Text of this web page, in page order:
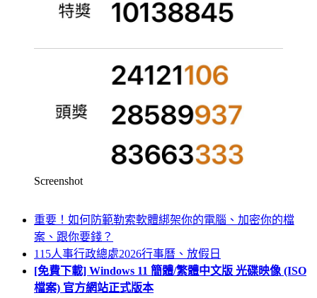
Screenshot
重要！如何防範勒索軟體綁架你的電腦、加密你的檔
案、跟你要錢？
115人事行政總處2026行事曆、放假日
[免費下載] Windows 11 簡體/繁體中文版 光碟映像 (ISO
檔案) 官方網站正式版本